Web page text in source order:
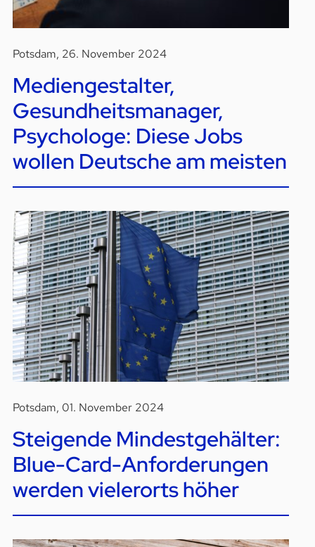
Potsdam, 26. November 2024
Mediengestalter,
Gesundheitsmanager,
Psychologe: Diese Jobs
wollen Deutsche am meisten
Potsdam, 01. November 2024
Steigende Mindestgehälter:
Blue-Card-Anforderungen
werden vielerorts höher